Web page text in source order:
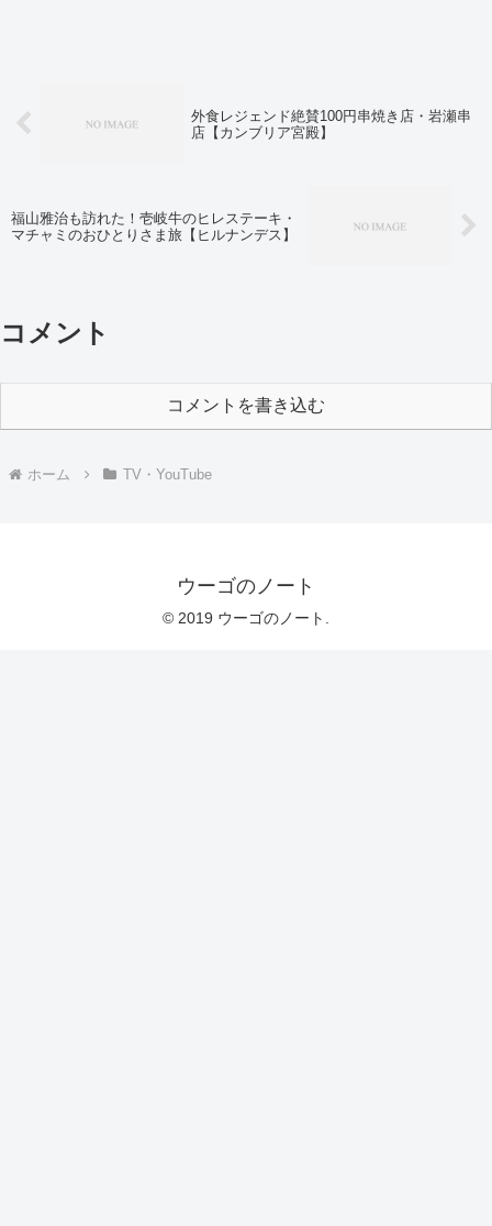
外食レジェンド絶賛100円串焼き店・岩瀬串
店【カンブリア宮殿】
福山雅治も訪れた！壱岐牛のヒレステーキ・
マチャミのおひとりさま旅【ヒルナンデス】
コメント
コメントを書き込む
ホーム TV・YouTube
ウーゴのノート
© 2019 ウーゴのノート.